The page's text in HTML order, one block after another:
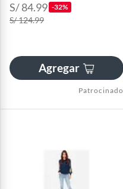
S/ 84.99 -32%
S/ 124.99
Agregar
Patrocinado